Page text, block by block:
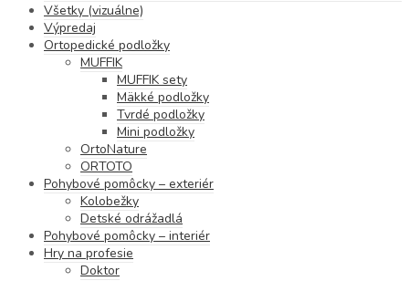
Všetky (vizuálne)
Výpredaj
Ortopedické podložky
MUFFIK
MUFFIK sety
Mäkké podložky
Tvrdé podložky
Mini podložky
OrtoNature
ORTOTO
Pohybové pomôcky – exteriér
Kolobežky
Detské odrážadlá
Pohybové pomôcky – interiér
Hry na profesie
Doktor